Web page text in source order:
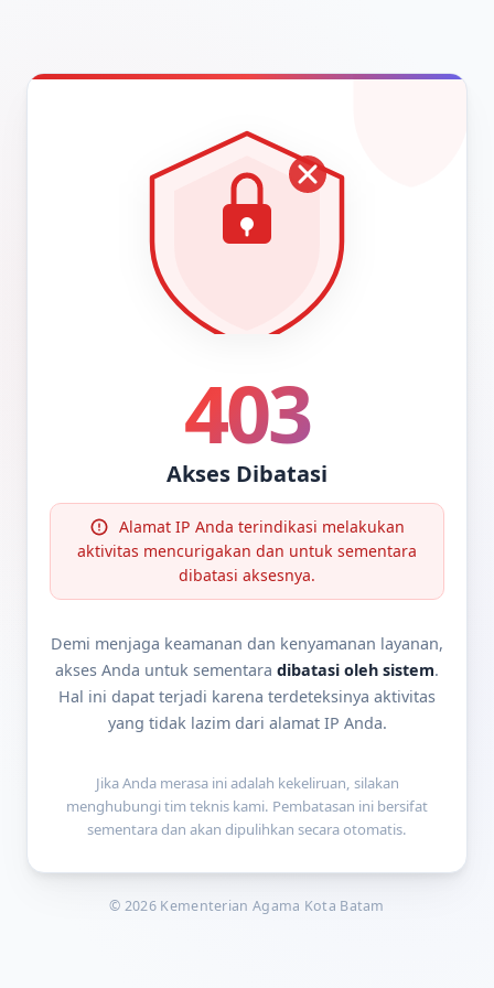
403
Akses Dibatasi
Alamat IP Anda terindikasi melakukan
aktivitas mencurigakan dan untuk sementara
dibatasi aksesnya.
Demi menjaga keamanan dan kenyamanan layanan,
akses Anda untuk sementara dibatasi oleh sistem.
Hal ini dapat terjadi karena terdeteksinya aktivitas
yang tidak lazim dari alamat IP Anda.
Jika Anda merasa ini adalah kekeliruan, silakan
menghubungi tim teknis kami. Pembatasan ini bersifat
sementara dan akan dipulihkan secara otomatis.
© 2026 Kementerian Agama Kota Batam